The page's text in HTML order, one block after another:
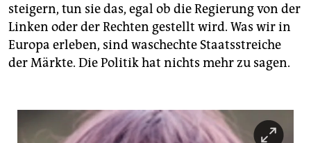
steigern, tun sie das, egal ob die Regierung von der
Linken oder der Rechten gestellt wird. Was wir in
Europa erleben, sind waschechte Staatsstreiche
der Märkte. Die Politik hat nichts mehr zu sagen.